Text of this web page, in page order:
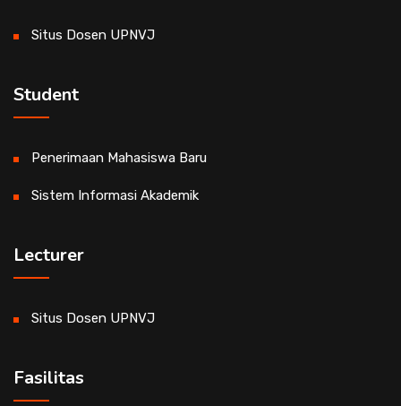
Situs Dosen UPNVJ
Student
Penerimaan Mahasiswa Baru
Sistem Informasi Akademik
Lecturer
Situs Dosen UPNVJ
Fasilitas